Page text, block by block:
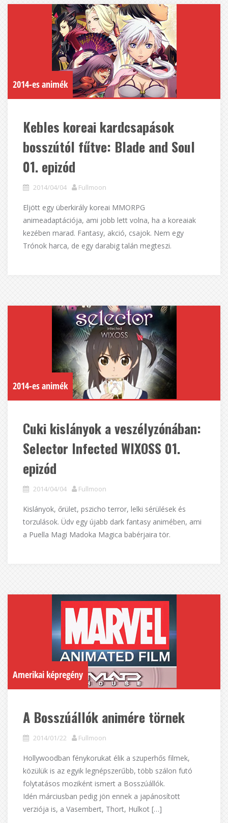
2014-es animék
Kebles koreai kardcsapások
bosszútól fűtve: Blade and Soul
01. epizód
2014/04/04 Fullmoon
Eljött egy überkirály koreai MMORPG
animeadaptációja, ami jobb lett volna, ha a koreaiak
kezében marad. Fantasy, akció, csajok. Nem egy
Trónok harca, de egy darabig talán megteszi.
2014-es animék
Cuki kislányok a veszélyzónában:
Selector Infected WIXOSS 01.
epizód
2014/04/04 Fullmoon
Kislányok, őrület, pszicho terror, lelki sérülések és
torzulások. Üdv egy újabb dark fantasy animében, ami
a Puella Magi Madoka Magica babérjaira tör.
Amerikai képregény
A Bosszúállók animére törnek
2014/01/22 Fullmoon
Hollywoodban fénykorukat élik a szuperhős filmek,
közülük is az egyik legnépszerűbb, több szálon futó
folytatásos moziként ismert a Bosszúállók.
Idén márciusban pedig jön ennek a japánosított
verziója is, a Vasembert, Thort, Hulkot […]